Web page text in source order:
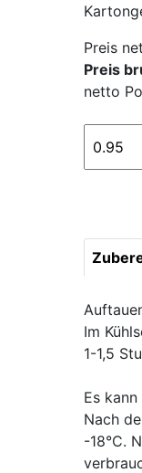
Preis
Preis
netto
Im
1-1,5
Es
Nach
-18°C.